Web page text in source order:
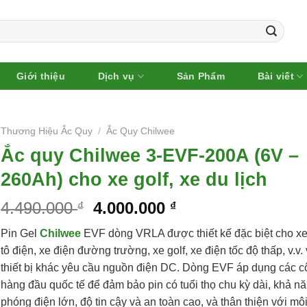
Giới thiệu Dịch vụ Sản Phẩm Bài viết
Thương Hiệu Ắc Quy / Ắc Quy Chilwee
Ắc quy Chilwee 3-EVF-200A (6V –
260Ah) cho xe golf, xe du lịch
4.490.000₫ 4.000.000 ₫
Pin GelChilwee EVF dòng VRLA được thiết kế đặc biệt cho
tô điện, xe điện đường trường, xe golf, xe điện tốc độ thấp, v.v.
thiết bị khác yêu cầu nguồn điện DC. Dòng EVF áp dụng các
hàng đầu quốc tế để đảm bảo pin có tuổi thọ chu kỳ dài, khả
phóng điện lớn, độ tin cậy và an toàn cao, và thân thiện với